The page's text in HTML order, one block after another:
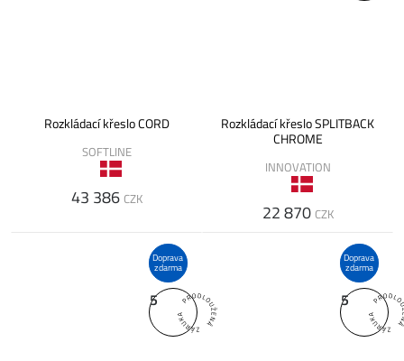
Rozkládací křeslo CORD
SOFTLINE
43 386 CZK
Rozkládací křeslo SPLITBACK
CHROME
INNOVATION
22 870 CZK
Doprava
zdarma
5
Doprava
zdarma
5